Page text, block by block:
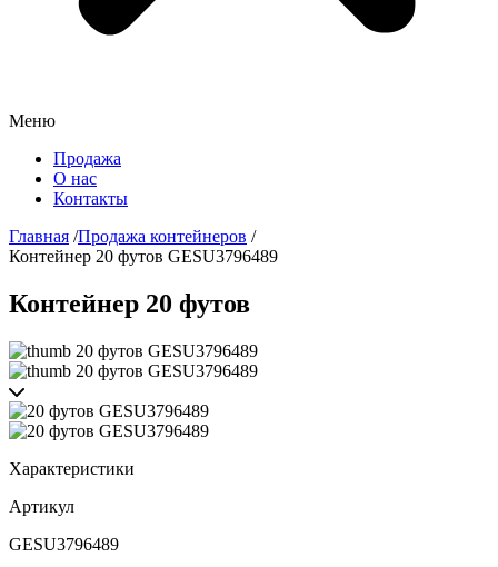
Меню
Продажа
О нас
Контакты
Главная /Продажа контейнеров /
Контейнер 20 футов GESU3796489
Контейнер 20 футов
Характеристики
Артикул
GESU3796489